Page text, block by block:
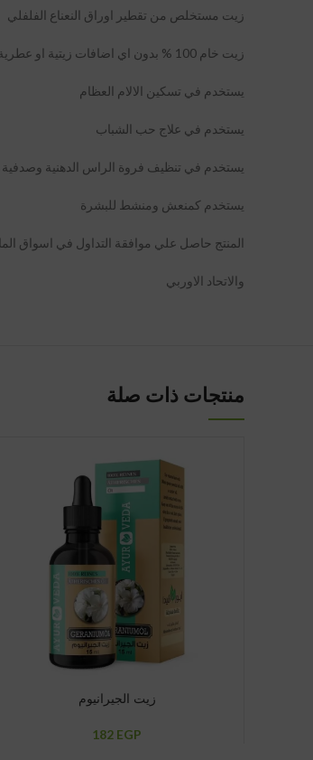
زيت مستخلص من تقطير اوراق النعناع الفلفلي
زيت خام 100 % بدون اي اضافات زيتية او عطرية
يستخدم في تسكين الالام العظام
يستخدم في علاج حب الشباب
يستخدم في تنظيف فروة الراس الدهنية
يستخدم كمنعش ومنشط للبشرة
المنتج حاصل علي موافقة التداول في اسواق
والاتحاد الاوربي
منتجات ذات صلة
زيت الجيرانيوم
182 EGP